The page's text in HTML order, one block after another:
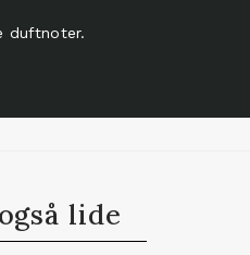
duftnoter.
lide